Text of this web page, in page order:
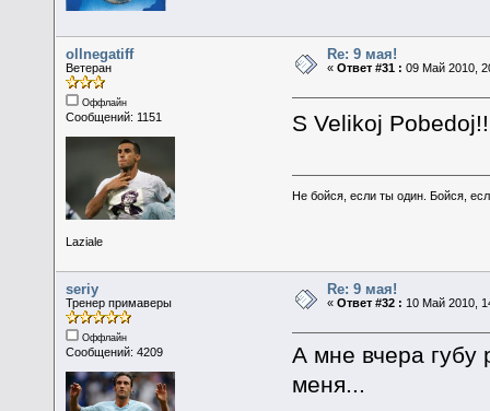
ollnegatiff
Ветеран
Оффлайн
Сообщений: 1151
Laziale
Re: 9 мая!
«Ответ #31 : 09 Май 2010,
S Velikoj
Не бойся, если ты один. Бойся,
seriy
Тренер примаверы
Оффлайн
Сообщений: 4209
Re: 9 мая!
«Ответ #32 : 10 Май 2010,
А мне вчера губу
меня...